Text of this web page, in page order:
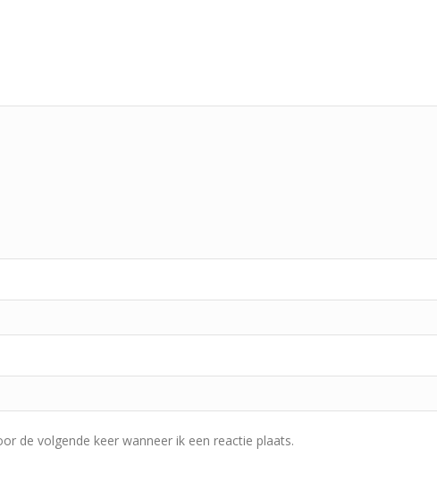
de volgende keer wanneer ik een reactie plaats.